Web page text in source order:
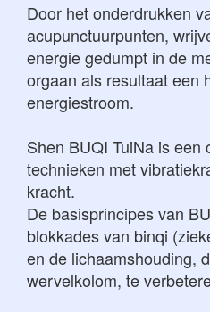
Door het onderdrukken
acupunctuurpunten,
energie gedumpt in de
orgaan als resultaat een
energiestroom.
Shen BUQI TuiNa is een
technieken met
kracht.
De basisprincipes van
blokkades van binqi
en de lichaamshouding,
wervelkolom, te